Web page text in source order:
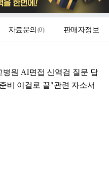
자료문의 (0) 판매자정보
병원 AI면접 신역검 질문 답
비 이걸로 끝"관련 자소서